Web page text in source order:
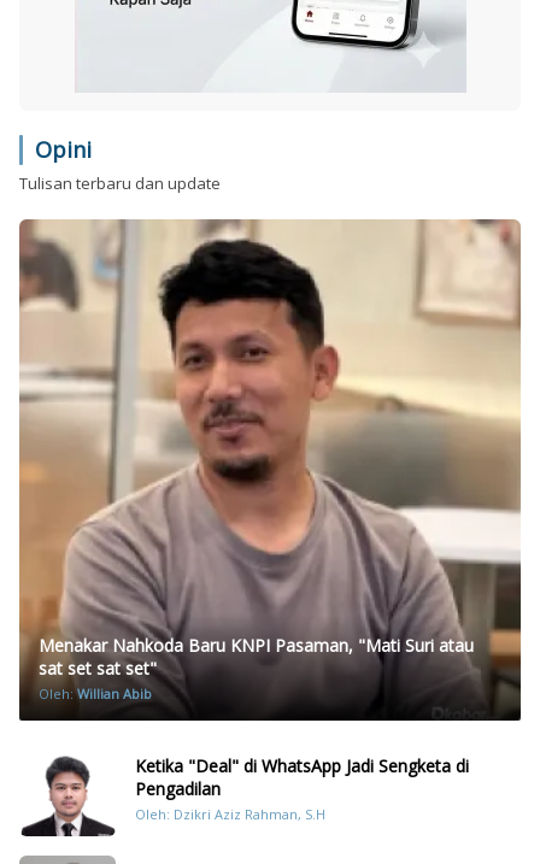
Opini
Tulisan terbaru dan update
Menakar Nahkoda Baru KNPI Pasaman, "Mati Suri atau
sat set sat set"
Oleh:Willian Abib
Ketika "Deal" di WhatsApp Jadi Sengketa di
Pengadilan
Oleh: Dzikri Aziz Rahman, S.H